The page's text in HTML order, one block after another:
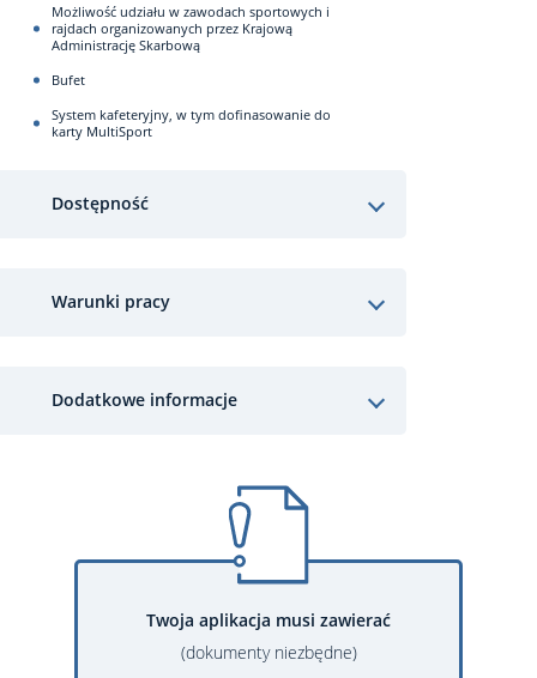
Możliwość udziału w zawodach sportowych i
rajdach organizowanych przez Krajową
Administrację Skarbową
Bufet
System kafeteryjny, w tym dofinasowanie do
karty MultiSport
Dostępność
Warunki pracy
Dodatkowe informacje
Twoja aplikacja musi zawierać
(dokumenty niezbędne)